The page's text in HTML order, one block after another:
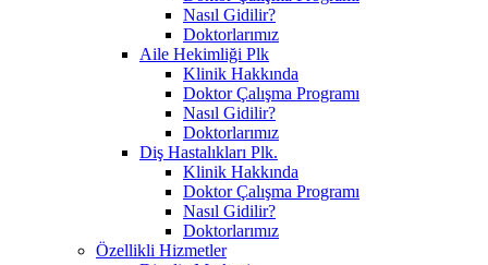
Nasıl Gidilir?
Doktorlarımız
Aile Hekimliği Plk
Klinik Hakkında
Doktor Çalışma Programı
Nasıl Gidilir?
Doktorlarımız
Diş Hastalıkları Plk.
Klinik Hakkında
Doktor Çalışma Programı
Nasıl Gidilir?
Doktorlarımız
Özellikli Hizmetler